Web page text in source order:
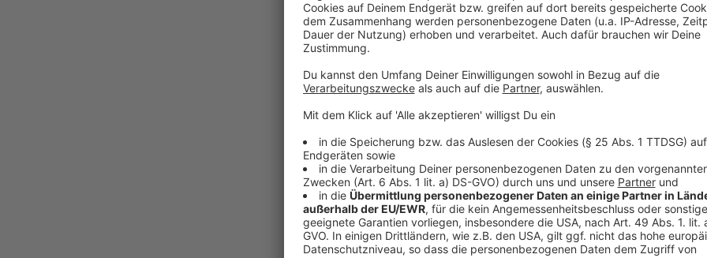
Anzeige
Wir benötigen Ihre
den YouTube
Wir verwenden einen
Drittanbieters, um
einzubetten. Dieser
Ihren Aktivitäten
die Details durch und
Nutzung des Service zu,